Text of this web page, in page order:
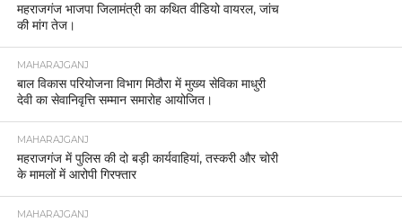
महराजगंज भाजपा जिलामंत्री का कथित वीडियो वायरल, जांच
की मांग तेज।
MAHARAJGANJ
बाल विकास परियोजना विभाग मिठौरा में मुख्य सेविका माधुरी
देवी का सेवानिवृत्ति सम्मान समारोह आयोजित।
MAHARAJGANJ
महराजगंज में पुलिस की दो बड़ी कार्यवाहियां, तस्करी और चोरी
के मामलों में आरोपी गिरफ्तार
MAHARAJGANJ